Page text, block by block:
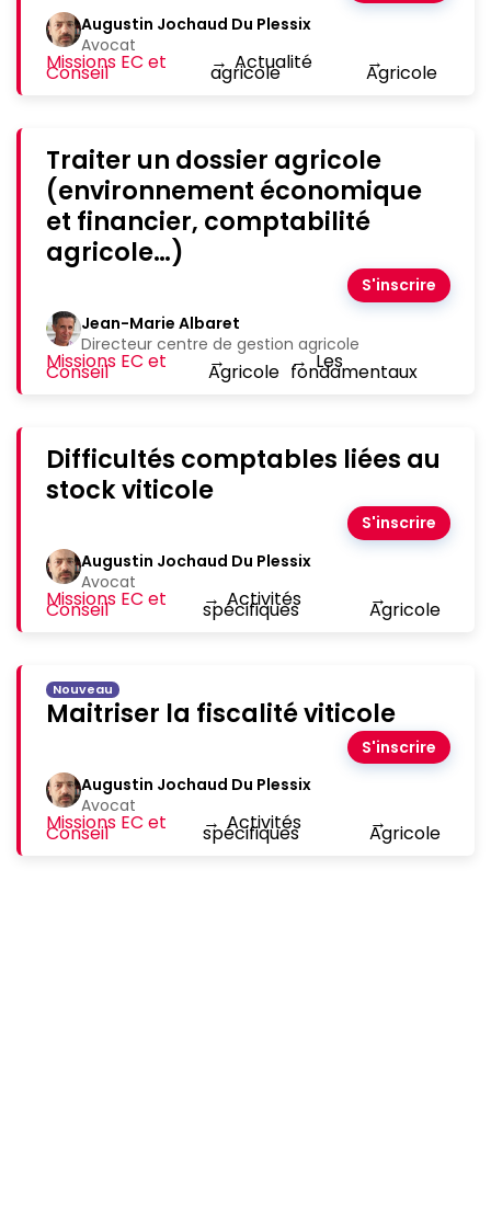
Augustin Jochaud Du Plessix
Avocat
Missions EC et
Conseil → Actualité
agricole →
Agricole
Traiter un dossier agricole
(environnement économique
et financier, comptabilité
agricole…)
S'inscrire
Jean-Marie Albaret
Directeur centre de gestion agricole
Missions EC et
Conseil →
Agricole → Les
fondamentaux
Difficultés comptables liées au
stock viticole
S'inscrire
Augustin Jochaud Du Plessix
Avocat
Missions EC et
Conseil → Activités
spécifiques →
Agricole
Nouveau
Maitriser la fiscalité viticole
S'inscrire
Augustin Jochaud Du Plessix
Avocat
Missions EC et
Conseil → Activités
spécifiques →
Agricole